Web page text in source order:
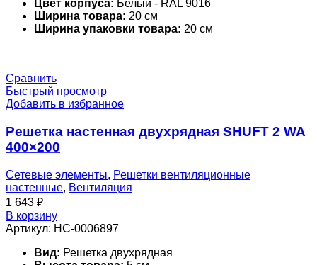
Цвет корпуса: Белый - RAL 9016
Ширина товара: 20 см
Ширина упаковки товара: 20 см
Сравнить
Быстрый просмотр
Добавить в избранное
Решетка настенная двухрядная SHUFT 2 WA
400×200
Сетевые элементы, Решетки вентиляционные
настенные, Вентиляция
1 643 ₽
В корзину
Артикул: НС-0006897
Вид: Решетка двухрядная